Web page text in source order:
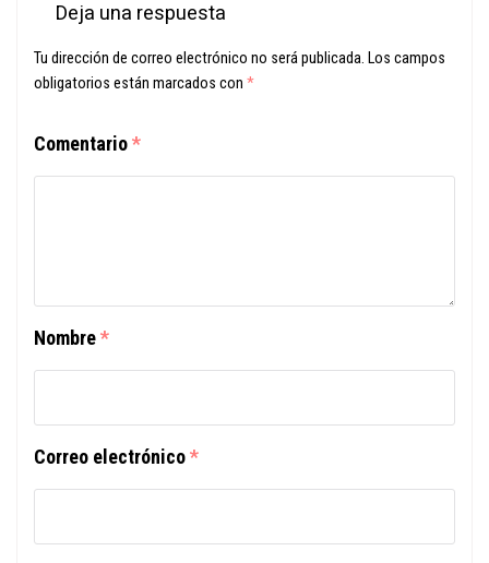
Deja una respuesta
Tu dirección de correo electrónico no será publicada. Los campos
obligatorios están marcados con *
Comentario*
Nombre*
Correo electrónico*